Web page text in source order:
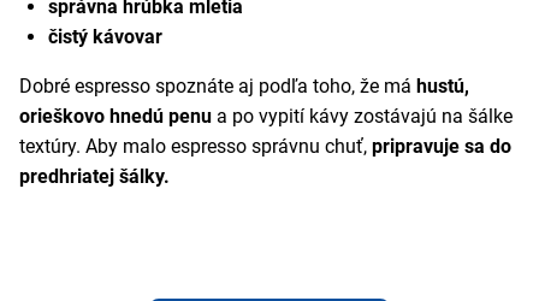
správna hrúbka mletia
čistý kávovar
Dobré espresso spoznáte aj podľa toho, že má hustú,
orieškovo hnedú penu a po vypití kávy zostávajú na šálke
textúry. Aby malo espresso správnu chuť, pripravuje sa do
predhriatej šálky.